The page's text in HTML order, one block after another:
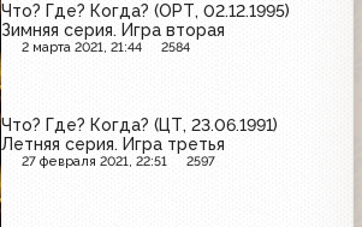
Что? Где? Когда? (ОРТ, 02.12.1995)
Зимняя серия. Игра вторая
2 марта 2021, 21:44 2584
Что? Где? Когда? (ЦТ, 23.06.1991)
Летняя серия. Игра третья
27 февраля 2021, 22:51 2597